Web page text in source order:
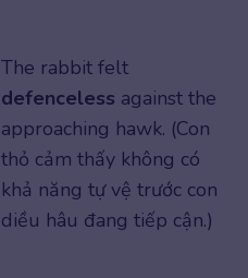
The rabbit felt
defenceless against the
approaching hawk. (Con
thỏ cảm thấy không có
khả năng tự vệ trước con
diều hâu đang tiếp cận.)